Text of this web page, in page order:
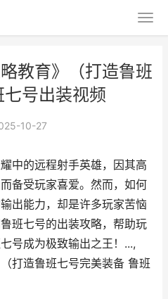
教育》（打造鲁班
号出装视频
10-27
中的远程射手英雄，因其高
备受玩家喜爱。然而，如何
出能力，却是许多玩家苦恼
班七号的出装攻略，帮助玩
号成为极致输出之王！...,
打造鲁班七号完美装备 鲁班